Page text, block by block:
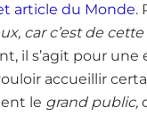
article du Monde.
car c’est de
il s’agit pour
accueillir
le grand public,